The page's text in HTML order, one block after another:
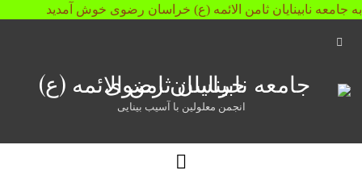
به جامعه نابینایان ثامن الائمه (ع) خراسان رضوی خوش آمدید
Open
جامعه
ثامن
انجمن معلولین با آسیب بینایی
Open
Menu